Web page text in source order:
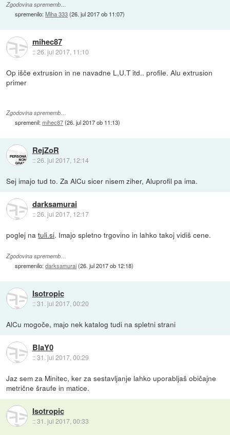
Zgodovina sprememb…
spremenilo:Miha 333(26. jul 2017 ob 11:07)
mihec87
::26. jul 2017, 11:10
Op išče extrusion in ne navadne L,U.T itd.. profile. Alu extrusion
primer
Zgodovina sprememb…
spremenil:mihec87(26. jul 2017 ob 11:13)
RejZoR
::26. jul 2017, 12:14
Sej imajo tud to. Za AlCu sicer nisem ziher, Aluprofil pa ima.
darksamurai
::26. jul 2017, 12:17
poglej natuli.si. Imajo spletno trgovino in lahko takoj vidiš cene.
Zgodovina sprememb…
spremenilo:darksamurai(26. jul 2017 ob 12:18)
Isotropic
::31. jul 2017, 00:20
AlCu mogoče, majo nek katalog tudi na spletni strani
BlaY0
::31. jul 2017, 00:29
Jaz sem za Minitec, ker za sestavljanje lahko uporabljaš običajne
metrične šraufe in matice.
Isotropic
::31. jul 2017, 00:33